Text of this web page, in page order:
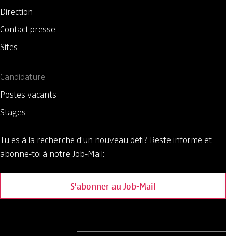
Direction
Contact presse
Sites
Candidature
Postes vacants
Stages
Tu es à la recherche d'un nouveau défi? Reste informé et
abonne-toi à notre Job-Mail:
S'abonner au Job-Mail